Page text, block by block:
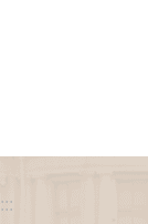
:::